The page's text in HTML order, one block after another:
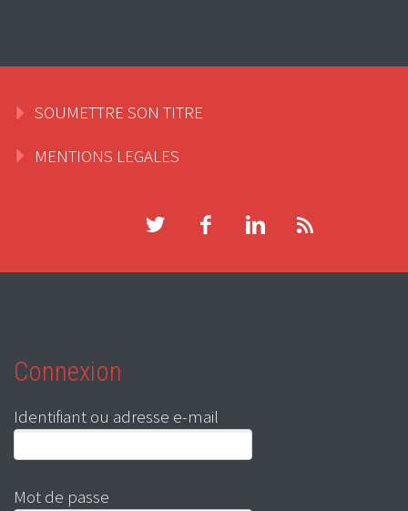
SOUMETTRE SON TITRE
MENTIONS LEGALES
Connexion
Identifiant ou adresse e-mail
Mot de passe